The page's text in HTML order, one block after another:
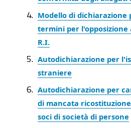
Modello di dichiarazione
termini per
R.I.
Autodichiarazione per
straniere
Autodichiarazione per
di mancata
soci di società di persone